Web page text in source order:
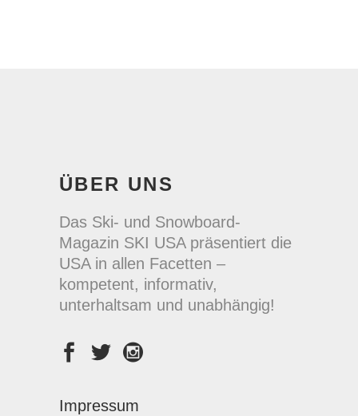
ÜBER UNS
Das Ski- und Snowboard-
Magazin SKI USA präsentiert die
USA in allen Facetten –
kompetent, informativ,
unterhaltsam und unabhängig!
Impressum